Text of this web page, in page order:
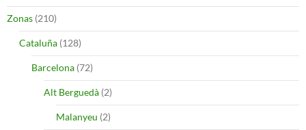
Zonas (210)
Cataluña (128)
Barcelona (72)
Alt Berguedà (2)
Malanyeu (2)